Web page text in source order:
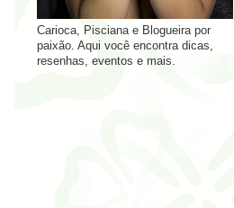
Carioca, Pisciana e Blogueira por
paixão. Aqui você encontra dicas,
resenhas, eventos e mais.